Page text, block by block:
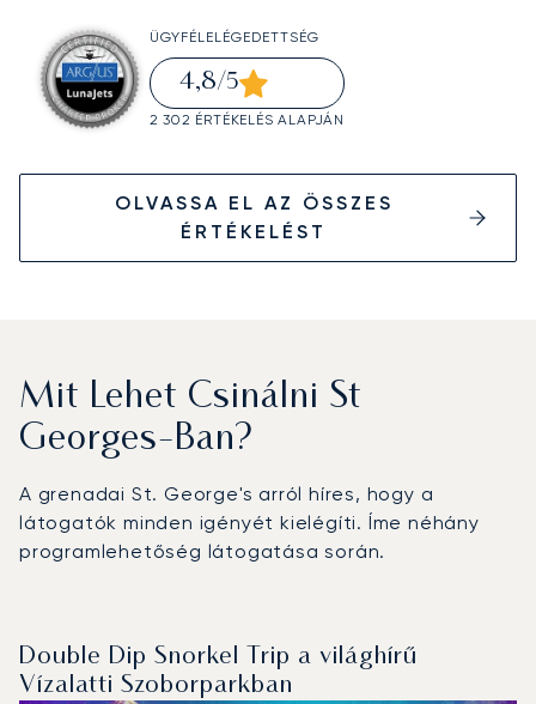
ÜGYFÉLELÉGEDETTSÉG
4,8/5
2 302 ÉRTÉKELÉS ALAPJÁN
OLVASSA EL AZ ÖSSZES
ÉRTÉKELÉST
Mit Lehet Csinálni St
Georges-Ban?
A grenadai St. George's arról híres, hogy a
látogatók minden igényét kielégíti. Íme néhány
programlehetőség látogatása során.
Double Dip Snorkel Trip a világhírű
Vízalatti Szoborparkban